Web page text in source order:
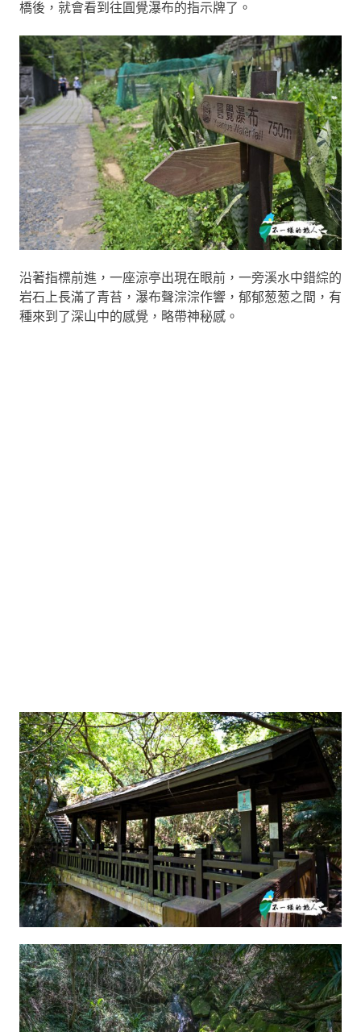
橋後，就會看到往圓覺瀑布的指示牌了。
沿著指標前進，一座涼亭出現在眼前，一旁溪水中錯綜的
岩石上長滿了青苔，瀑布聲淙淙作響，郁郁葱葱之間，有
種來到了深山中的感覺，略帶神秘感。